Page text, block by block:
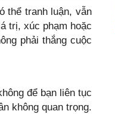
thể tranh luận, vẫn
trị, xúc phạm hoặc
phải thắng cuộc
để bạn liên tục
không quan trọng.